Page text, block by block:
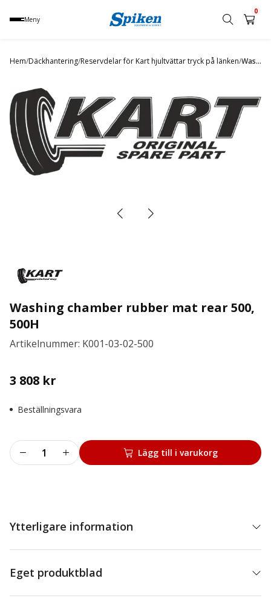
Meny
namn,
eller
varumärke
0
Hem/Däckhantering/Reservdelar för Kart hjultvättar tryck på länken/ Washing chamber rubber mat rear 500, 500H
Washing chamber rubber mat rear 500,
500H
Artikelnummer: K001-03-02-500
3 808 kr
Beställningsvara
Washing
chamber
500,
500H
mängd
Lägg till i varukorg
Ytterligare information
Eget produktblad